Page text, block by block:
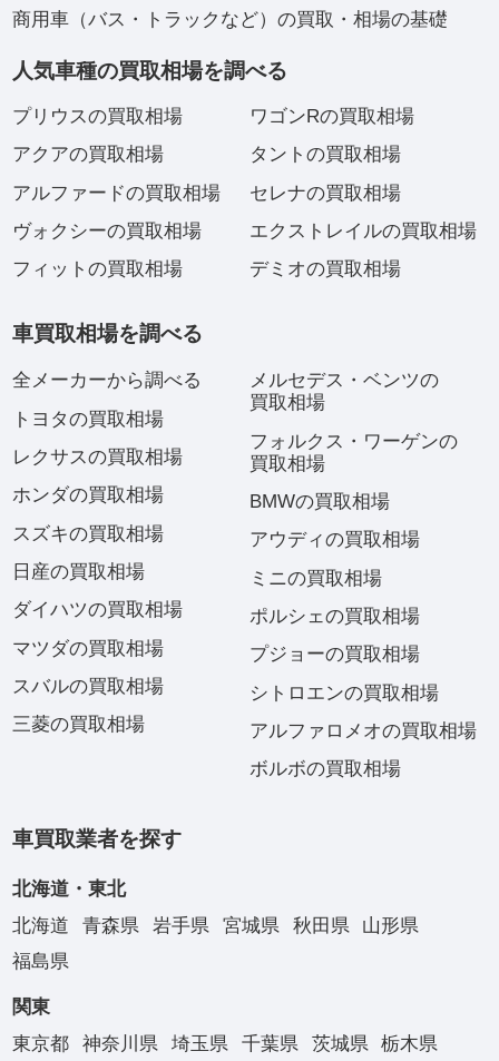
商用車（バス・トラックなど）の買取・相場の基礎
人気車種の買取相場を調べる
プリウスの買取相場
アクアの買取相場
アルファードの買取相場
ヴォクシーの買取相場
フィットの買取相場
ワゴンRの買取相場
タントの買取相場
セレナの買取相場
エクストレイルの買取相場
デミオの買取相場
車買取相場を調べる
全メーカーから調べる
トヨタの買取相場
レクサスの買取相場
ホンダの買取相場
スズキの買取相場
日産の買取相場
ダイハツの買取相場
マツダの買取相場
スバルの買取相場
三菱の買取相場
メルセデス・ベンツの
買取相場
フォルクス・ワーゲンの
買取相場
BMWの買取相場
アウディの買取相場
ミニの買取相場
ポルシェの買取相場
プジョーの買取相場
シトロエンの買取相場
アルファロメオの買取相場
ボルボの買取相場
車買取業者を探す
北海道・東北
北海道
青森県 岩手県 宮城県 秋田県
山形県
福島県
関東
東京都
神奈川県 埼玉県 千葉県 茨城県
栃木県